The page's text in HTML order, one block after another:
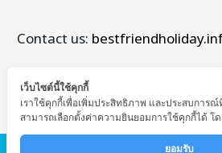
Contact us:
© Copyright -
เว็บไซต์นี้ใช้คุกกี้
เราใช้คุกกี้เพื่อเพิ่มประสิทธิภาพ และประสบการ
สามารถเลือกตั้งค่าความยินยอมการใช้คุกกี้ได้ โ
ยอมรับ